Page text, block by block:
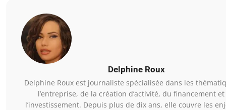
Delphine Roux
Delphine Roux est journaliste spécialisée dans les
l’entreprise, de la création d’activité, du financement
l’investissement. Depuis plus de dix ans, elle couvre les